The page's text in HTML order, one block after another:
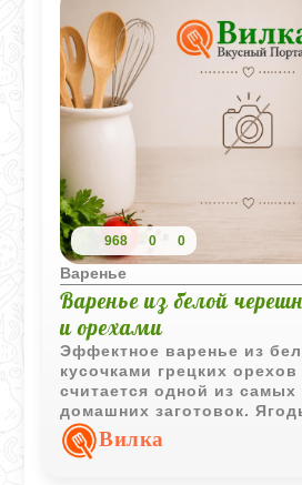
968 0 0
Варенье
Варенье из белой
и орехами
Эффектное варенье из
кусочками грецких
считается одной из самых
домашних заготовок.
форму, а сироп
аромат.Вилка